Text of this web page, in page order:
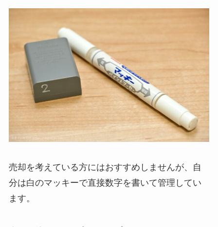
売却を考えている方にはおすすめしませんが、自
分は白のマッキーで直接数字を書いて管理してい
ます。